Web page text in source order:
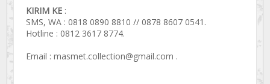
KIRIM KE :
SMS, WA : 0818 0890 8810 // 0878 8607 0541.
Hotline : 0812 3617 8774.
Email : masmet.collection@gmail.com .